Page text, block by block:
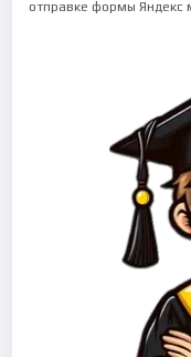
отправке формы Яндекс